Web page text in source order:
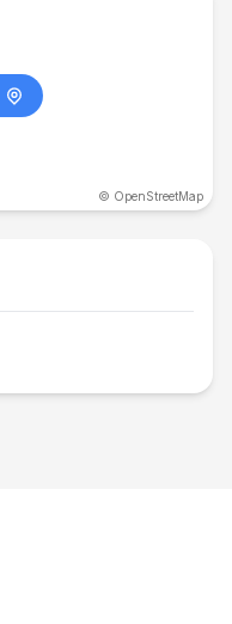
© OpenStreetMap